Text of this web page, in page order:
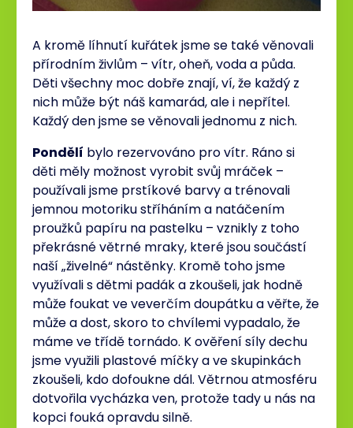
A kromě líhnutí kuřátek jsme se také věnovali
přírodním živlům – vítr, oheň, voda a půda.
Děti všechny moc dobře znají, ví, že každý z
nich může být náš kamarád, ale i nepřítel.
Každý den jsme se věnovali jednomu z nich.
Pondělí bylo rezervováno pro vítr. Ráno si
děti měly možnost vyrobit svůj mráček –
používali jsme prstíkové barvy a trénovali
jemnou motoriku stříháním a natáčením
proužků papíru na pastelku – vznikly z toho
překrásné větrné mraky, které jsou součástí
naší „živelné“ nástěnky. Kromě toho jsme
využívali s dětmi padák a zkoušeli, jak hodně
může foukat ve veverčím doupátku a věřte, že
může a dost, skoro to chvílemi vypadalo, že
máme ve třídě tornádo. K ověření síly dechu
jsme využili plastové míčky a ve skupinkách
zkoušeli, kdo dofoukne dál. Větrnou atmosféru
dotvořila vycházka ven, protože tady u nás na
kopci fouká opravdu silně.